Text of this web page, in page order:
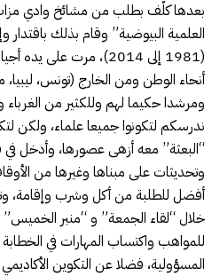
بعدها كلّف بطلب من مشائخ وادي مزاب
(1981 إلى 2014)، مرت
أنحاء الوطن ومن الخارج (تونس، ليبيا،
ومرشدا حكيما لهم وللكثير من
ندرسكم لتكونوا جميعا علماء، ولكن
“البعثة” معه أزهى عصورها، وأدخل في
وتحديثات على مبناها وغيرها من
أفضل للطلبة من أكل وشرب وإقامة،
خلال “لقاء الجمعة” و “منبر
للمواهب واكتساب المهارات في
المسؤولية، فضلا عن التكوين